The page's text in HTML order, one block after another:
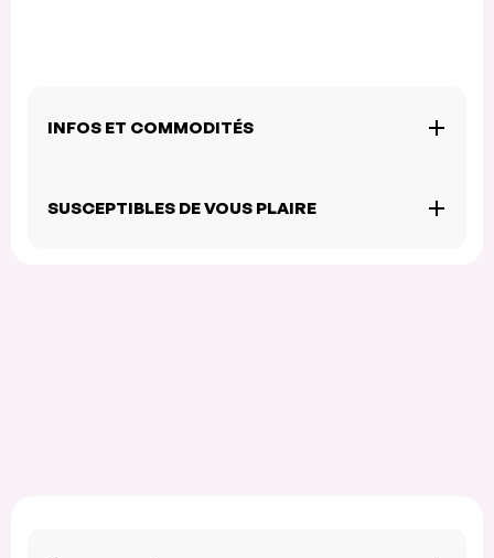
INFOS ET COMMODITÉS
SUSCEPTIBLES DE VOUS PLAIRE